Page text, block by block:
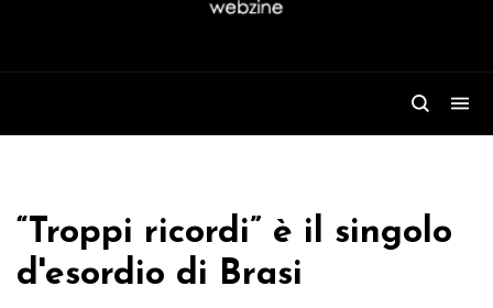
“Troppi ricordi” è il singolo
d'esordio di Brasi